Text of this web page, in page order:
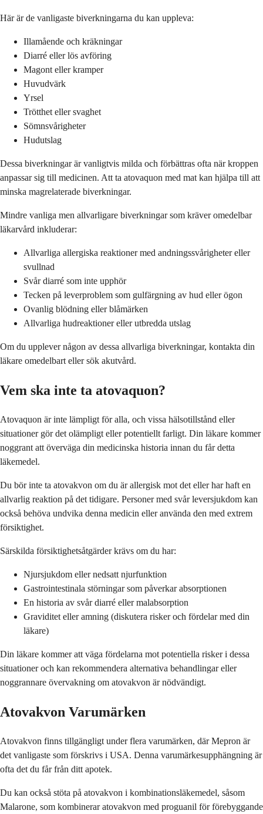
Här är de vanligaste biverkningarna du kan uppleva:
Illamående och kräkningar
Diarré eller lös avföring
Magont eller kramper
Huvudvärk
Yrsel
Trötthet eller svaghet
Sömnsvårigheter
Hudutslag
Dessa biverkningar är vanligtvis milda och förbättras ofta när kroppen
anpassar sig till medicinen. Att ta atovaquon med mat kan hjälpa till att
minska magrelaterade biverkningar.
Mindre vanliga men allvarligare biverkningar som kräver omedelbar
läkarvård inkluderar:
Allvarliga allergiska reaktioner med andningssvårigheter eller
svullnad
Svår diarré som inte upphör
Tecken på leverproblem som gulfärgning av hud eller ögon
Ovanlig blödning eller blåmärken
Allvarliga hudreaktioner eller utbredda utslag
Om du upplever någon av dessa allvarliga biverkningar, kontakta din
läkare omedelbart eller sök akutvård.
Vem ska inte ta atovaquon?
Atovaquon är inte lämpligt för alla, och vissa hälsotillstånd eller
situationer gör det olämpligt eller potentiellt farligt. Din läkare kommer
noggrant att överväga din medicinska historia innan du får detta
läkemedel.
Du bör inte ta atovakvon om du är allergisk mot det eller har haft en
allvarlig reaktion på det tidigare. Personer med svår leversjukdom kan
också behöva undvika denna medicin eller använda den med extrem
försiktighet.
Särskilda försiktighetsåtgärder krävs om du har:
Njursjukdom eller nedsatt njurfunktion
Gastrointestinala störningar som påverkar absorptionen
En historia av svår diarré eller malabsorption
Graviditet eller amning (diskutera risker och fördelar med din
läkare)
Din läkare kommer att väga fördelarna mot potentiella risker i dessa
situationer och kan rekommendera alternativa behandlingar eller
noggrannare övervakning om atovakvon är nödvändigt.
Atovakvon Varumärken
Atovakvon finns tillgängligt under flera varumärken, där Mepron är
det vanligaste som förskrivs i USA. Denna varumärkesupphängning är
ofta det du får från ditt apotek.
Du kan också stöta på atovakvon i kombinationsläkemedel, såsom
Malarone, som kombinerar atovakvon med proguanil för förebyggande